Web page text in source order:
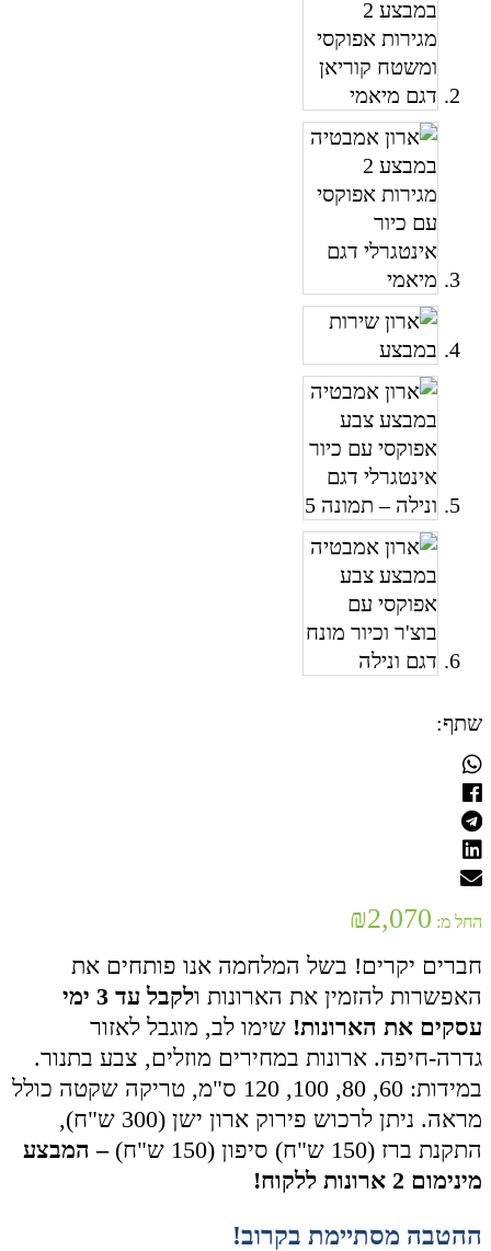
שתף:
החל מ: ₪2,070
חברים יקרים! בשל המלחמה אנו פותחים את
האפשרות להזמין את הארונות ו
לקבל עד 3 ימי
עסקים את הארונות! שימו לב, מוגבל לאזור
גדרה-חיפה. ארונות במחירים מוזלים, צבע בתנור.
במידות: 60, 80, 100, 120 ס"מ, טריקה שקטה כולל
מראה. ניתן לרכוש פירוק ארון ישן (300 ש"ח),
התקנת ברז (150 ש"ח) סיפון (150 ש"ח)
– המבצע
מינימום 2 ארונות ללקוח!
ההטבה מסתיימת בקרוב!